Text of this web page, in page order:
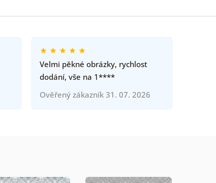
Velmi pěkné obrázky, rychlost
dodání, vše na 1****
Ověřený zákazník 31. 07. 2026